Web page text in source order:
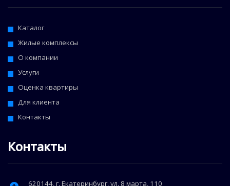
Каталог
Жилые комплексы
О компании
Услуги
Оценка квартиры
Для клиента
Контакты
Контакты
620144, г. Екатеринбург,ул. 8 марта, 110